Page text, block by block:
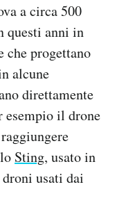
a circa 500
questi anni in
che progettano
alcune
direttamente
esempio il drone
Sting, usato in
usati dai